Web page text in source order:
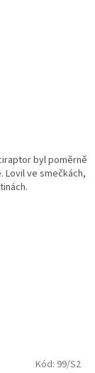
byl poměrně
Lovil ve smečkách,
Kód: 99/S2